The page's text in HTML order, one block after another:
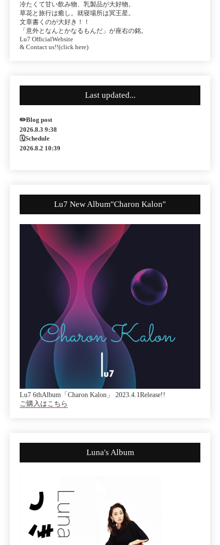
冷たくて甘い飲み物、乳製品が大好物。
草花と旅行は癒し。就寝場所は冥王星。
文章書くのが大好き！！
「意外となんとかなるもんだ」が座右の銘。
Lu7 OfficialWebsite
& Contact us!!(click here)
Last updated...
✏️Blog post
2026.8.3 9:38
🗓Schedule
2026.8.2 10:39
Lu7 New Album"Charon Kalon"
Lu7 6thAlbum「Charon Kalon」 2023.4.1Release!!
ご購入はこちら
Luna's Album